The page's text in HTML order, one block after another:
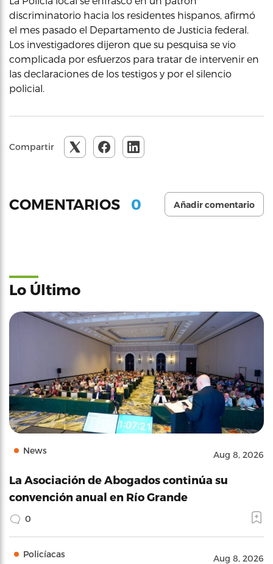
discriminatorio hacia los residentes hispanos, afirmó
el mes pasado el Departamento de Justicia federal.
Los investigadores dijeron que su pesquisa se vio
complicada por esfuerzos para tratar de intervenir en
las declaraciones de los testigos y por el silencio
policial.
Compartir
COMENTARIOS 0 Añadir comentario
Lo Último
News Aug 8, 2026
La Asociación de Abogados continúa su
convención anual en Río Grande
0
Policíacas Aug 8, 2026